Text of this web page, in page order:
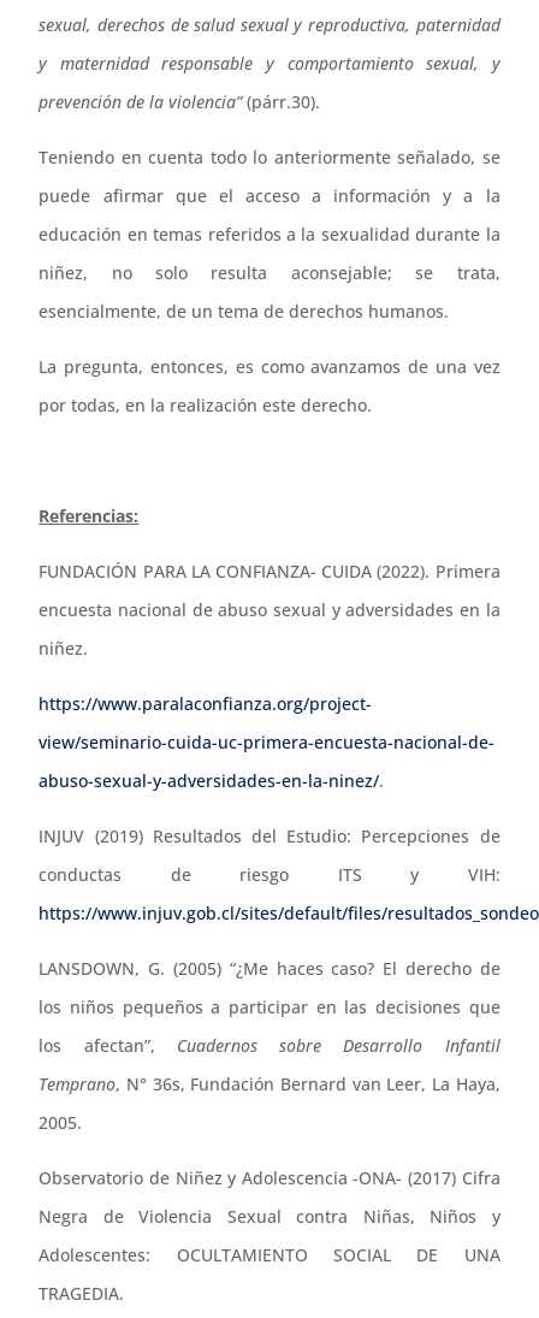
sexual, derechos de salud sexual y reproductiva, paternidad
y maternidad responsable y comportamiento sexual, y
prevención de la violencia”(párr.30).
Teniendo en cuenta todo lo anteriormente señalado, se
puede afirmar que el acceso a información y a la
educación en temas referidos a la sexualidad durante la
niñez, no solo resulta aconsejable; se trata,
esencialmente, de un tema de derechos humanos.
La pregunta, entonces, es como avanzamos de una vez
por todas, en la realización este derecho.
Referencias:
FUNDACIÓN PARA LA CONFIANZA- CUIDA (2022). Primera
encuesta nacional de abuso sexual y adversidades en la
niñez.
https://www.paralaconfianza.org/project-
view/seminario-cuida-uc-primera-encuesta-nacional-de-
abuso-sexual-y-adversidades-en-la-ninez/.
INJUV (2019) Resultados del Estudio: Percepciones de
conductas de riesgo ITS y VIH:
https://www.injuv.gob.cl/sites/default/files/
LANSDOWN, G. (2005) “¿Me haces caso? El derecho de
los niños pequeños a participar en las decisiones que
los afectan”, Cuadernos sobre Desarrollo Infantil
Temprano, N° 36s, Fundación Bernard van Leer, La Haya,
2005.
Observatorio de Niñez y Adolescencia -ONA- (2017) Cifra
Negra de Violencia Sexual contra Niñas, Niños y
Adolescentes: OCULTAMIENTO SOCIAL DE UNA
TRAGEDIA.